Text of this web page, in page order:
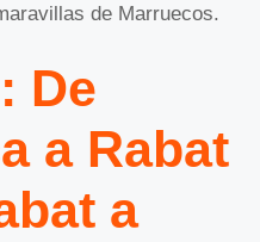
de Marruecos.
De
a Rabat
a